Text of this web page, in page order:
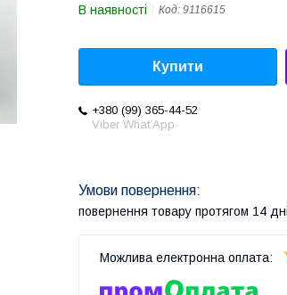
В наявності Код: 9116615
Купити
+380 (99) 365-44-52
Viber What’App
повернення товару протягом 14